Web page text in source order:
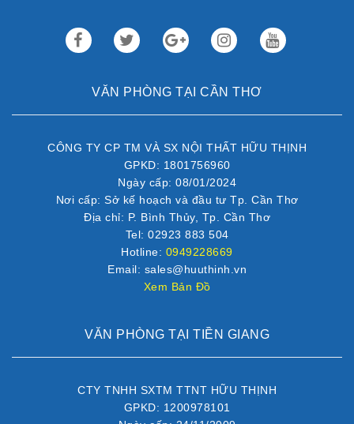
VĂN PHÒNG TẠI CẦN THƠ
CÔNG TY CP TM VÀ SX NỘI THẤT HỮU THỊNH
GPKD: 1801756960
Ngày cấp: 08/01/2024
Nơi cấp: Sở kế hoạch và đầu tư Tp. Cần Thơ
Địa chỉ: P. Bình Thủy, Tp. Cần Thơ
Tel: 02923 883 504
Hotline: 0949228669
Email: sales@huuthinh.vn
Xem Bản Đồ
VĂN PHÒNG TẠI TIỀN GIANG
CTY TNHH SXTM TTNT HỮU THỊNH
GPKD: 1200978101